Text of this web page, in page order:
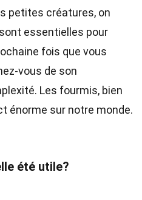
petites créatures, on
essentielles pour
fois que vous
vous de son
Les fourmis, bien
énorme sur notre monde.
été utile?